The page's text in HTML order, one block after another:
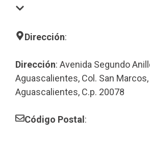
Dirección:
Dirección: Avenida Segundo
Aguascalientes, Col. San Marcos,
Aguascalientes, C.p. 20078
Código Postal :